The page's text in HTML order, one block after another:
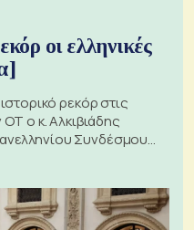
οι ελληνικές
ρεκόρ στις
ΟΤ ο κ. Αλκιβιάδης
Συνδέσμου